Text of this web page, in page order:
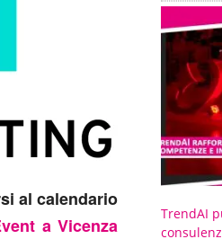
al calendario
a Vicenza
TrendAI